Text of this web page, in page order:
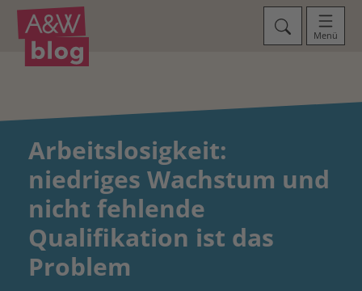
Menü
Arbeitslosigkeit:
niedriges Wachstum und
nicht fehlende
Qualifikation ist das
Problem